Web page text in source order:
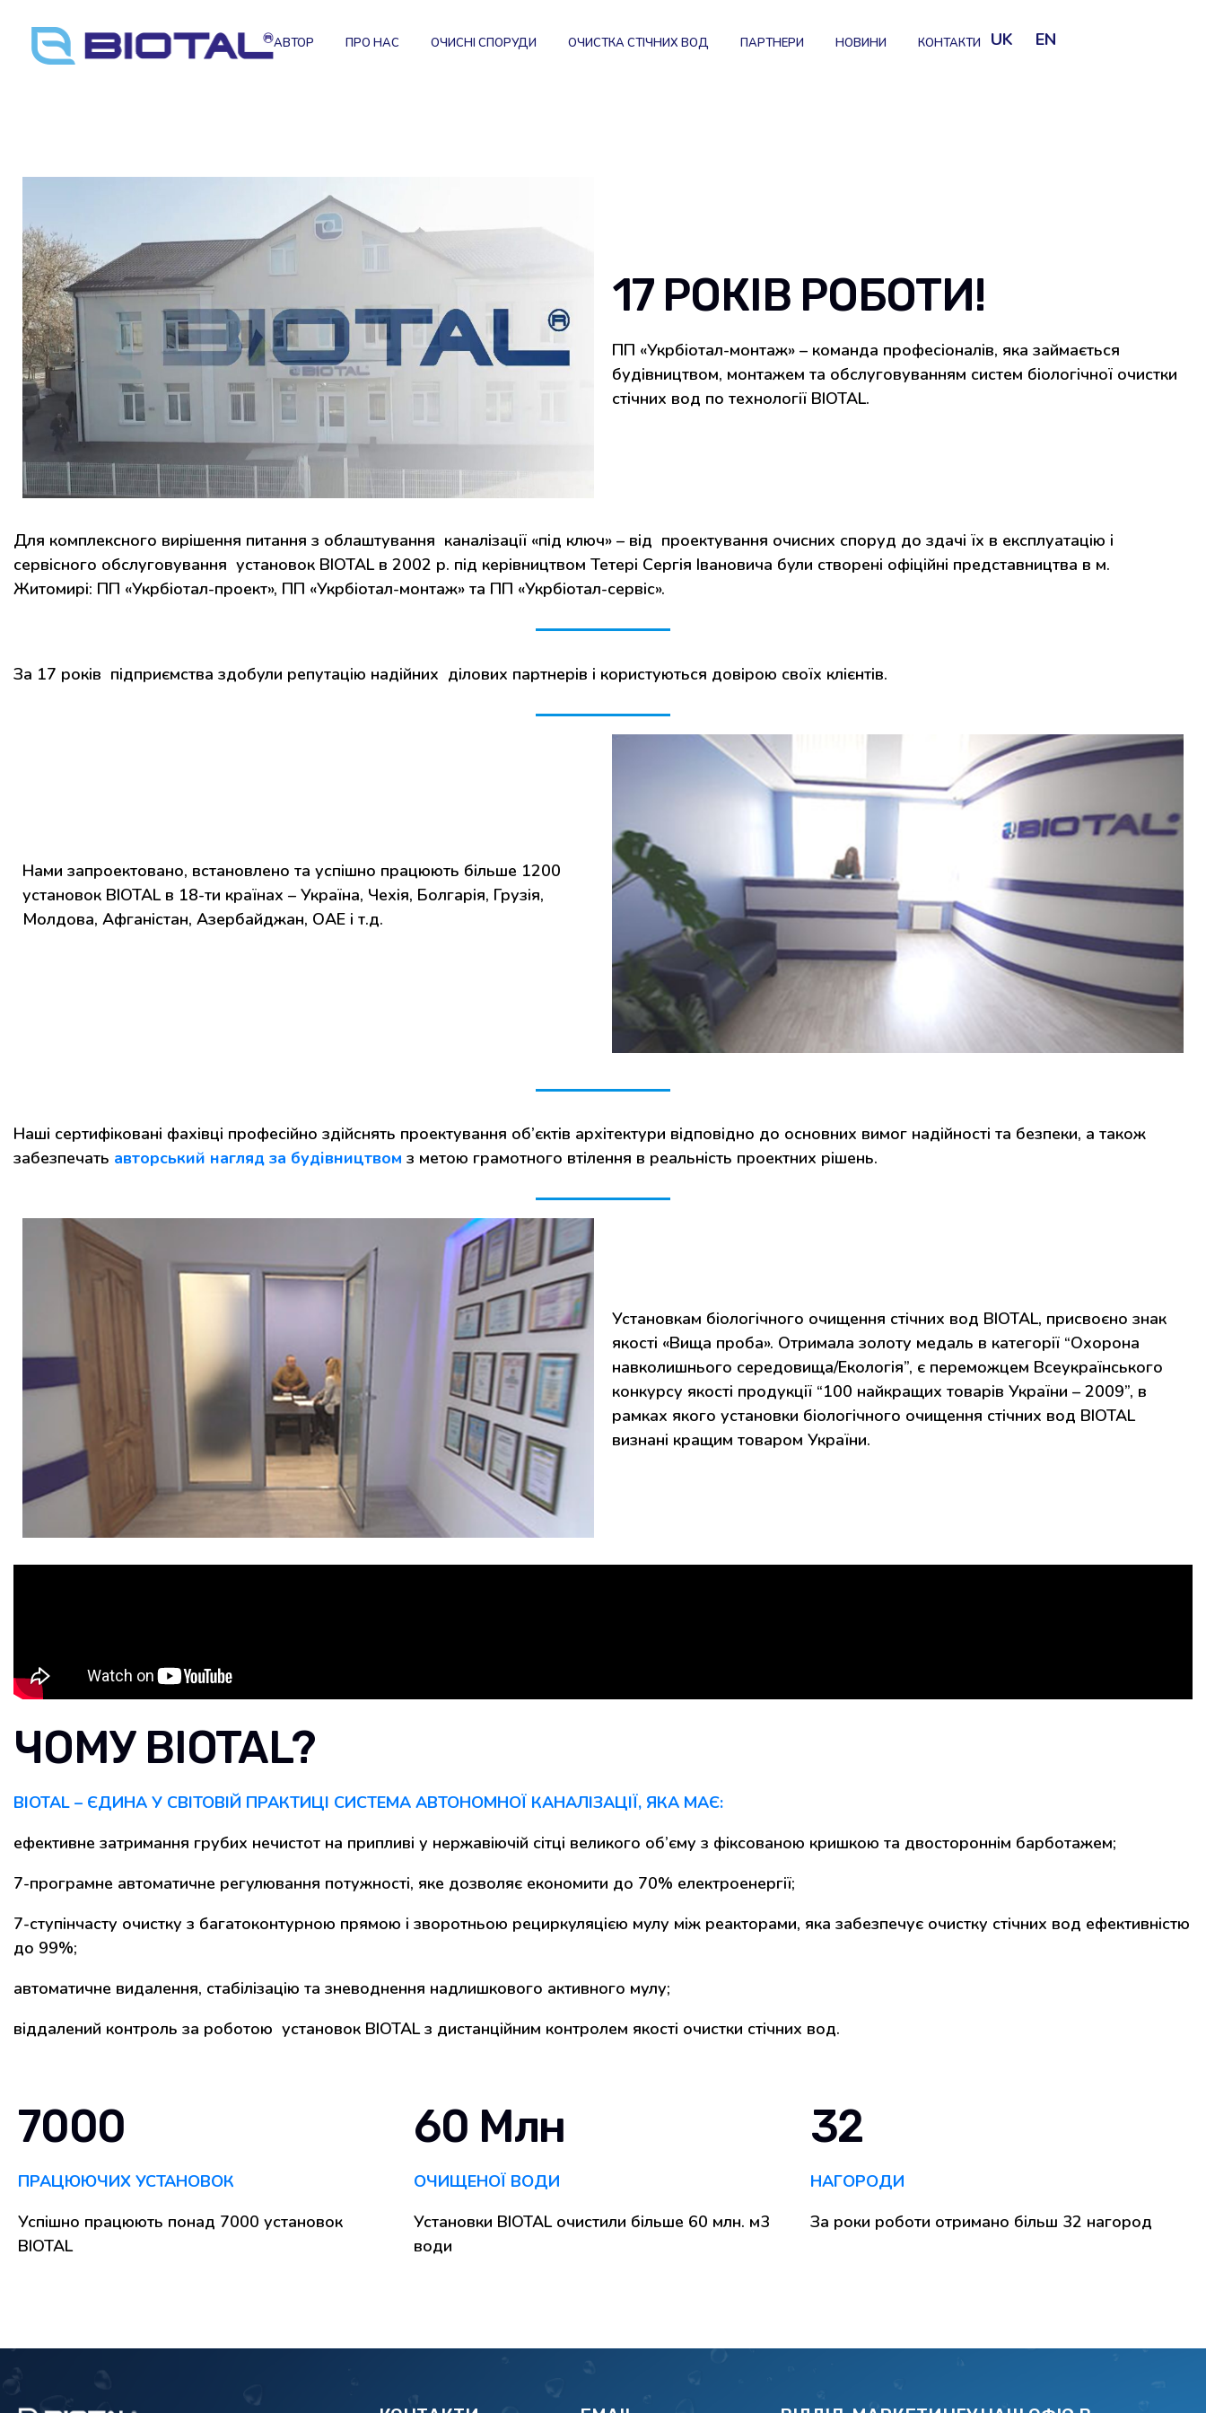
АВТОР ПРО НАС ОЧИСНІ СПОРУДИ ОЧИСТКА СТІЧНИХ ВОД ПАРТНЕРИ НОВИНИ КОНТАКТИ UK EN
17 РОКІВ РОБОТИ!
ПП «Укрбіотал-монтаж» – команда професіоналів, яка займається
будівництвом, монтажем та обслуговуванням систем біологічної очистки
стічних вод по технології BIOTAL.
Для комплексного вирішення питання з облаштування каналізації «під ключ» – від проектування очисних споруд до здачі їх в експлуатацію і
сервісного обслуговування установок BIOTAL в 2002 р. під керівництвом Тетері Сергія Івановича були створені офіційні представництва в м.
Житомирі: ПП «Укрбіотал-проект», ПП «Укрбіотал-монтаж» та ПП «Укрбіотал-сервіс».
За 17 років підприємства здобули репутацію надійних ділових партнерів і користуються довірою своїх клієнтів.
Нами запроектовано, встановлено та успішно працюють більше 1200
установок BIOTAL в 18-ти країнах – Україна, Чехія, Болгарія, Грузія,
Молдова, Афганістан, Азербайджан, ОАЕ і т.д.
Наші сертифіковані фахівці професійно здійснять проектування об’єктів архітектури відповідно до основних вимог надійності та безпеки, а також
забезпечать авторський нагляд за будівництвом з метою грамотного втілення в реальність проектних рішень.
Установкам біологічного очищення стічних вод BIOTAL, присвоєно знак
якості «Вища проба». Отримала золоту медаль в категорії “Охорона
навколишнього середовища/Екологія”, є переможцем Всеукраїнського
конкурсу якості продукції “100 найкращих товарів України – 2009”, в
рамках якого установки біологічного очищення стічних вод BIOTAL
визнані кращим товаром України.
ЧОМУ BIOTAL?
BIOTAL – ЄДИНА У СВІТОВІЙ ПРАКТИЦІ СИСТЕМА АВТОНОМНОЇ КАНАЛІЗАЦІЇ, ЯКА МАЄ:
ефективне затримання грубих нечистот на припливі у нержавіючій сітці великого об’єму з фіксованою кришкою та двостороннім барботажем;
7-програмне автоматичне регулювання потужності, яке дозволяє економити до 70% електроенергії;
7-ступінчаcту очистку з багатоконтурною прямою і зворотньою рециркуляцією мулу між реакторами, яка забезпечує очистку стічних вод ефективністю
до 99%;
автоматичне видалення, стабілізацію та зневоднення надлишкового активного мулу;
віддалений контроль за роботою установок BIOTAL з дистанційним контролем якості очистки стічних вод.
7000
ПРАЦЮЮЧИХ УСТАНОВОК
Успішно працюють понад 7000 установок
BIOTAL
60 Млн
ОЧИЩЕНОЇ ВОДИ
Установки BIOTAL очистили більше 60 млн. м3
води
32
НАГОРОДИ
За роки роботи отримано більш 32 нагород